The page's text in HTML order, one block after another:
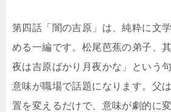
第四話「闇の吉原」は、純粋に文
める一編です。松尾芭蕉の弟子、
夜は吉原ばかり月夜かな」という
意味が職場で話題になります。父
置を変えるだけで、意味が劇的に